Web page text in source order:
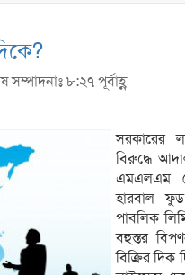
৮:২৭ পূর্বাহ্ণ
সরকারের
বিরুদ্ধে
এমএলএম
হারবাল
পাবলিক
বহুস্তর
বিক্রির